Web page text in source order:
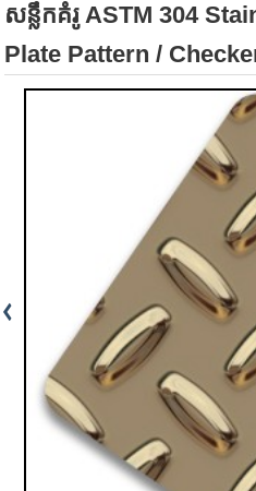
សន្លឹកគំរូ ASTM 304
Plate Pattern /